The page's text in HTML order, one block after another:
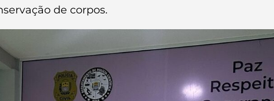
de corpos.